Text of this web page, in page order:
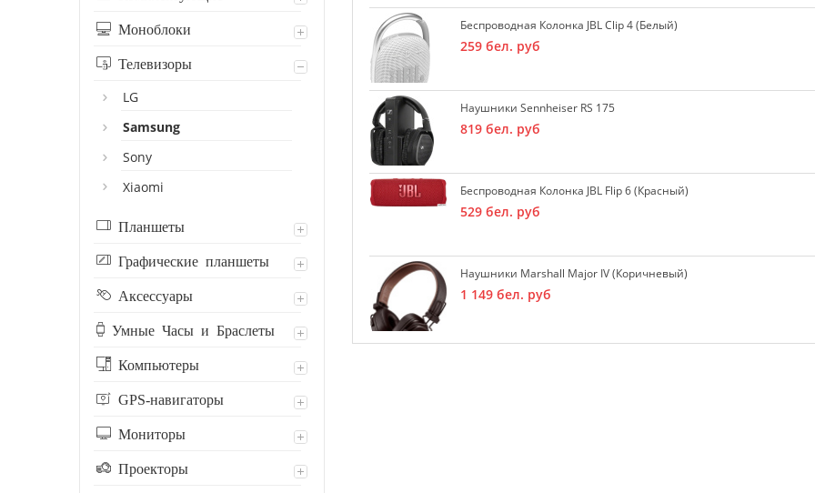
Моноблоки
Телевизоры
LG
Samsung
Sony
Xiaomi
Планшеты
Графические планшеты
Аксессуары
Умные Часы и Браслеты
Компьютеры
GPS-навигаторы
Мониторы
Проекторы
Беспроводная Колонка JBL Clip 4 (белый)
259 бел. руб
Наушники Sennheiser RS 175
819 бел. руб
Беспроводная Колонка JBL Flip 6 (красный)
529 бел. руб
Наушники Marshall Major IV (коричневый)
1 149 бел. руб